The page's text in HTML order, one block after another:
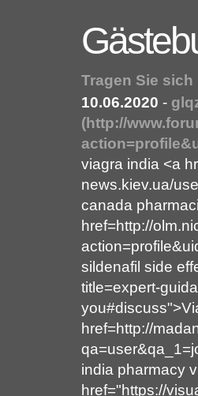
Tragen Sie
10.06.2020 -
(http://
viagra india <a
news.kiev.ua/
canada
href=http://
sildenafil side
title=expert-
href=http://
india pharmacy
href="https://